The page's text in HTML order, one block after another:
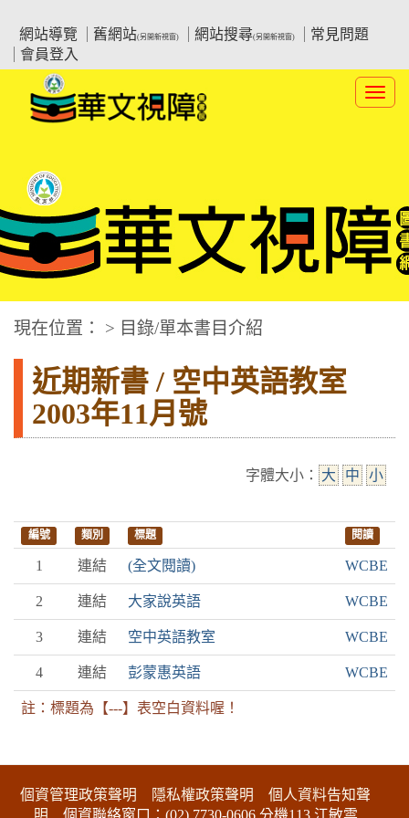
要
網站導覽
舊網站(另開新視窗) 網站搜尋(另開新視窗)
常見問題
會員登入
:::中央區塊
華文視障電子圖書網
現在位置： > 目錄/單本書目介紹
近期新書 / 空中英語教室
2003年11月號
字體大小： 大 中 小
編號 類別 標題 閱讀
1 連結 (全文閱讀) WCBE
2 連結 大家說英語 WCBE
3 連結 空中英語教室 WCBE
4 連結 彭蒙惠英語 WCBE
註：標題為【---】表空白資料喔！
個資管理政策聲明 隱私權政策聲明
個人資料告知聲
明 個資聯絡窗口：(02) 7730-0606 分機113 江敏雲